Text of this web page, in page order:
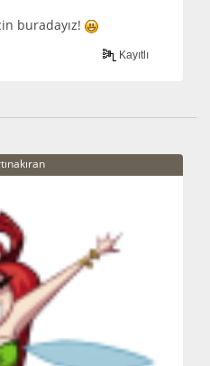
buradayız!
Kayıtlı